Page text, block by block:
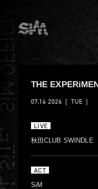
THE
07.14 2026 ❲ TUE ❳
LIVE
秋田CLUB SWINDLE
ACT
SiM